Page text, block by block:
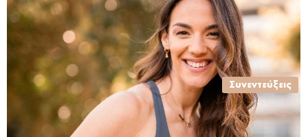
Συνεντεύξεις